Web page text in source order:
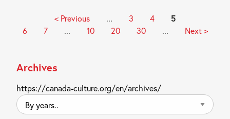
< Previous ... 3 4
5
6
7 ... 10 20 30 ... Next >
Archives
https://canada-culture.org/en/archives/
By
years..